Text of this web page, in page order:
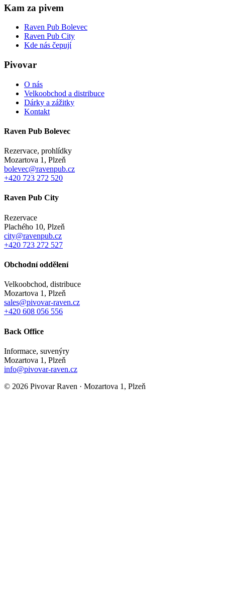
Kam za pivem
Raven Pub Bolevec
Raven Pub City
Kde nás čepují
Pivovar
O nás
Velkoobchod a distribuce
Dárky a zážitky
Kontakt
Raven Pub Bolevec
Rezervace, prohlídky
Mozartova 1, Plzeň
bolevec@ravenpub.cz
+420 723 272 520
Raven Pub City
Rezervace
Plachého 10, Plzeň
city@ravenpub.cz
+420 723 272 527
Obchodní oddělení
Velkoobchod, distribuce
Mozartova 1, Plzeň
sales@pivovar-raven.cz
+420 608 056 556
Back Office
Informace, suvenýry
Mozartova 1, Plzeň
info@pivovar-raven.cz
© 2026 Pivovar Raven · Mozartova 1, Plzeň